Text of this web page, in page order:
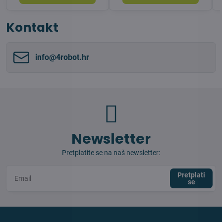
Kontakt
info​@4robot​.hr
Newsletter
Pretplatite se na naš newsletter:
Pretplati
se